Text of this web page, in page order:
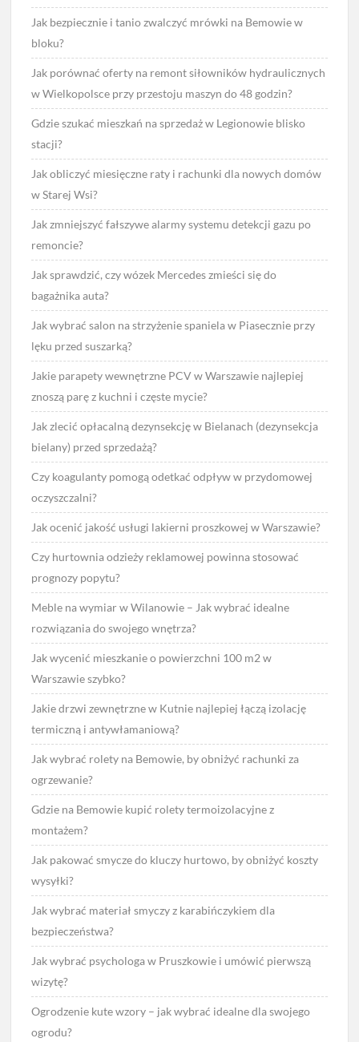
Jak bezpiecznie i tanio zwalczyć mrówki na Bemowie w
bloku?
Jak porównać oferty na remont siłowników hydraulicznych
w Wielkopolsce przy przestoju maszyn do 48 godzin?
Gdzie szukać mieszkań na sprzedaż w Legionowie blisko
stacji?
Jak obliczyć miesięczne raty i rachunki dla nowych domów
w Starej Wsi?
Jak zmniejszyć fałszywe alarmy systemu detekcji gazu po
remoncie?
Jak sprawdzić, czy wózek Mercedes zmieści się do
bagażnika auta?
Jak wybrać salon na strzyżenie spaniela w Piasecznie przy
lęku przed suszarką?
Jakie parapety wewnętrzne PCV w Warszawie najlepiej
znoszą parę z kuchni i częste mycie?
Jak zlecić opłacalną dezynsekcję w Bielanach (dezynsekcja
bielany) przed sprzedażą?
Czy koagulanty pomogą odetkać odpływ w przydomowej
oczyszczalni?
Jak ocenić jakość usługi lakierni proszkowej w Warszawie?
Czy hurtownia odzieży reklamowej powinna stosować
prognozy popytu?
Meble na wymiar w Wilanowie – Jak wybrać idealne
rozwiązania do swojego wnętrza?
Jak wycenić mieszkanie o powierzchni 100 m2 w
Warszawie szybko?
Jakie drzwi zewnętrzne w Kutnie najlepiej łączą izolację
termiczną i antywłamaniową?
Jak wybrać rolety na Bemowie, by obniżyć rachunki za
ogrzewanie?
Gdzie na Bemowie kupić rolety termoizolacyjne z
montażem?
Jak pakować smycze do kluczy hurtowo, by obniżyć koszty
wysyłki?
Jak wybrać materiał smyczy z karabińczykiem dla
bezpieczeństwa?
Jak wybrać psychologa w Pruszkowie i umówić pierwszą
wizytę?
Ogrodzenie kute wzory – jak wybrać idealne dla swojego
ogrodu?